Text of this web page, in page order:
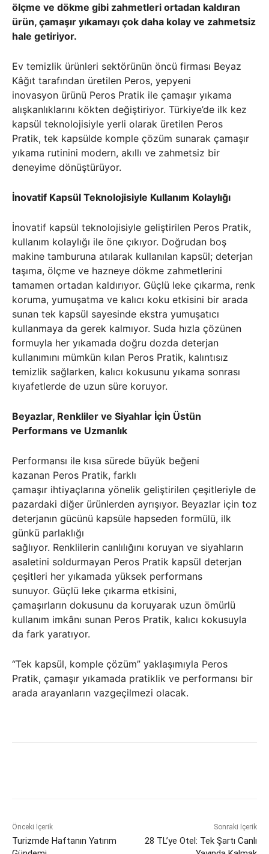
ölçme ve dökme gibi zahmetleri ortadan kaldıran
ürün, çamaşır yıkamayı çok daha kolay ve zahmetsiz
hale getiriyor.
Ev temizlik ürünleri sektörünün öncü firması Beyaz
Kâğıt tarafından üretilen Peros, yepyeni
inovasyon ürünü Peros Pratik ile çamaşır yıkama
alışkanlıklarını kökten değiştiriyor. Türkiye’de ilk kez
kapsül teknolojisiyle yerli olarak üretilen Peros
Pratik, tek kapsülde komple çözüm sunarak çamaşır
yıkama rutinini modern, akıllı ve zahmetsiz bir
deneyime dönüştürüyor.
İnovatif Kapsül Teknolojisiyle Kullanım Kolaylığı
İnovatif kapsül teknolojisiyle geliştirilen Peros Pratik,
kullanım kolaylığı ile öne çıkıyor. Doğrudan boş
makine tamburuna atılarak kullanılan kapsül; deterjan
taşıma, ölçme ve hazneye dökme zahmetlerini
tamamen ortadan kaldırıyor. Güçlü leke çıkarma, renk
koruma, yumuşatma ve kalıcı koku etkisini bir arada
sunan tek kapsül sayesinde ekstra yumuşatıcı
kullanmaya da gerek kalmıyor. Suda hızla çözünen
formuyla her yıkamada doğru dozda deterjan
kullanımını mümkün kılan Peros Pratik, kalıntısız
temizlik sağlarken, kalıcı kokusunu yıkama sonrası
kıyafetlerde de uzun süre koruyor.
Beyazlar, Renkliler ve Siyahlar İçin Üstün
Performans ve Uzmanlık
Performansı ile kısa sürede büyük beğeni
kazanan Peros Pratik, farklı
çamaşır ihtiyaçlarına yönelik geliştirilen çeşitleriyle de
pazardaki diğer ürünlerden ayrışıyor. Beyazlar için toz
deterjanın gücünü kapsüle hapseden formülü, ilk
günkü parlaklığı
sağlıyor. Renklilerin canlılığını koruyan ve siyahların
asaletini soldurmayan Peros Pratik kapsül deterjan
çeşitleri her yıkamada yüksek performans
sunuyor. Güçlü leke çıkarma etkisini,
çamaşırların dokusunu da koruyarak uzun ömürlü
kullanım imkânı sunan Peros Pratik, kalıcı kokusuyla
da fark yaratıyor.
“Tek kapsül, komple çözüm” yaklaşımıyla Peros
Pratik, çamaşır yıkamada pratiklik ve performansı bir
arada arayanların vazgeçilmezi olacak.
Önceki İçerik
Turizmde Haftanın Yatırım
Sonraki İçerik
28 TL’ye Otel: Tek Şartı Canlı